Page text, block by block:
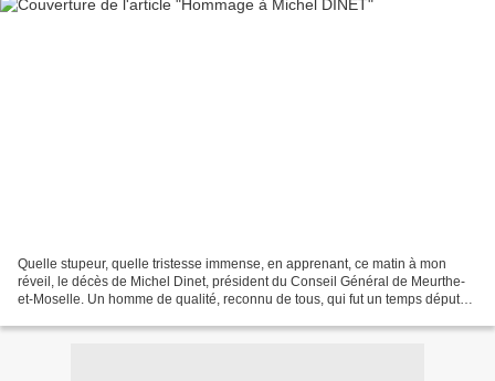
Quelle stupeur, quelle tristesse immense, en apprenant, ce matin à mon
réveil, le décès de Michel Dinet, président du Conseil Général de Meurthe-
et-Moselle. Un homme de qualité, reconnu de tous, qui fut un temps député